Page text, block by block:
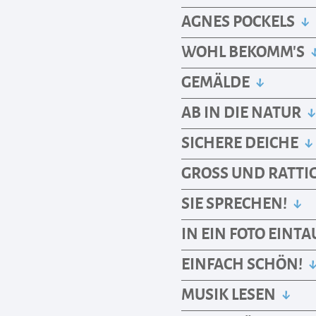
AGNES POCKELS
WOHL BEKOMM’S
GEMÄLDE
AB IN DIE NATUR
SICHERE DEICHE
GROSS UND
SIE SPRECHEN!
IN EIN FOTO
EINFACH SCHÖN!
MUSIK LESEN